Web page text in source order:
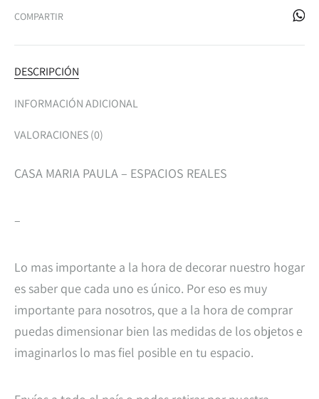
COMPARTIR
DESCRIPCIÓN
INFORMACIÓN ADICIONAL
VALORACIONES (0)
CASA MARIA PAULA – ESPACIOS REALES
–
Lo mas importante a la hora de decorar nuestro hogar
es saber que cada uno es único. Por eso es muy
importante para nosotros, que a la hora de comprar
puedas dimensionar bien las medidas de los objetos e
imaginarlos lo mas fiel posible en tu espacio.